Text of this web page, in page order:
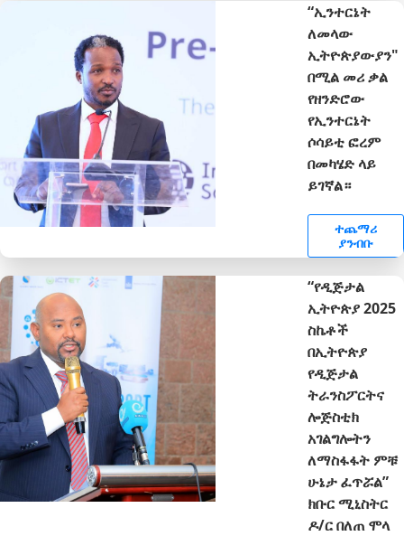
“ኢንተርኔት
ለመላው
ኢትዮጵያውያን"
በሚል መሪ ቃል
የዘንድሮው
የኢንተርኔት
ሶሳይቲ ፎረም
በመካሄድ ላይ
ይገኛል።
ተጨማሪ
ያንብቡ
“የዲጅታል
ኢትዮጵያ 2025
ስኬቶች
በኢትዮጵያ
የዲጅታል
ትራንስፖርትና
ሎጅስቲክ
አገልግሎትን
ለማስፋፋት ምቹ
ሁኔታ ፈጥሯል”
ክቡር ሚኒስትር
ዶ/ር በለጠ ሞላ